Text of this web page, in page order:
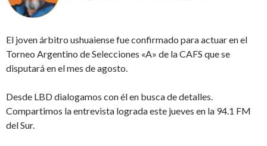
El joven árbitro ushuaiense fue confirmado para actuar en el
Torneo Argentino de Selecciones «A» de la CAFS que se
disputará en el mes de agosto.
Desde LBD dialogamos con él en busca de detalles.
Compartimos la entrevista lograda este jueves en la 94.1 FM
del Sur.